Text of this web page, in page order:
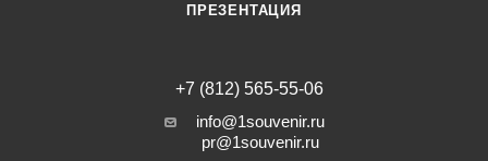
ПРЕЗЕНТАЦИЯ
+7 (812) 565-55-06
info@1souvenir.ru
pr@1souvenir.ru